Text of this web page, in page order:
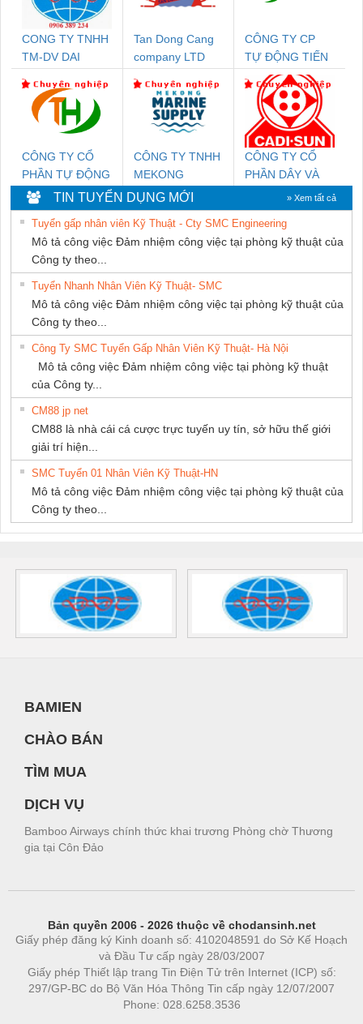
CONG TY TNHH
TM-DV DAI
Tan Dong Cang
company LTD
CÔNG TY CP
TỰ ĐỘNG TIẾN
HƯNG
CÔNG TY CỔ
PHẦN TỰ ĐỘNG
TIẾN HƯNG
CÔNG TY TNHH
MEKONG
MARINE
SUPPLY
CÔNG TY CỔ
PHẦN DÂY VÀ
CÁP ĐIỆN
THƯỢNG ĐÌNH
TIN TUYỂN DỤNG MỚI » Xem tất cả
Tuyển gấp nhân viên Kỹ Thuật - Cty SMC Engineering
Mô tả công việc Đảm nhiệm công việc tại phòng kỹ thuật của
Công ty theo...
Tuyển Nhanh Nhân Viên Kỹ Thuật- SMC
Mô tả công việc Đảm nhiệm công việc tại phòng kỹ thuật của
Công ty theo...
Công Ty SMC Tuyển Gấp Nhân Viên Kỹ Thuật- Hà Nội
Mô tả công việc Đảm nhiệm công việc tại phòng kỹ thuật
của Công ty...
CM88 jp net
CM88 là nhà cái cá cược trực tuyến uy tín, sở hữu thế giới
giải trí hiện...
SMC Tuyển 01 Nhân Viên Kỹ Thuật-HN
Mô tả công việc Đảm nhiệm công việc tại phòng kỹ thuật của
Công ty theo...
BAMIEN
CHÀO BÁN
TÌM MUA
DỊCH VỤ
Bamboo Airways chính thức khai trương Phòng chờ Thương
gia tại Côn Đảo
Bản quyền 2006 - 2026 thuộc về chodansinh.net
Giấy phép đăng ký Kinh doanh số: 4102048591 do Sở Kế Hoạch
và Đầu Tư cấp ngày 28/03/2007
Giấy phép Thiết lập trang Tin Điện Tử trên Internet (ICP) số:
297/GP-BC do Bộ Văn Hóa Thông Tin cấp ngày 12/07/2007
Phone: 028.6258.3536